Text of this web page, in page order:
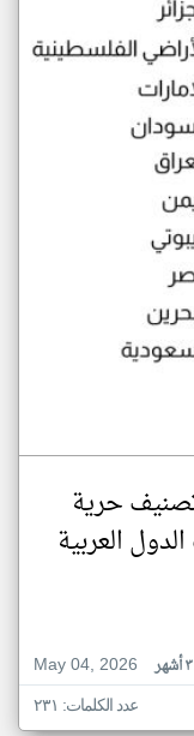
حرية
العربية
May 04, 2026
عدد الكلمات: ٢٣١